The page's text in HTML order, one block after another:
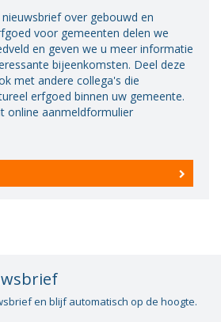
over gebouwd en
voor gemeenten delen we
en geven we u meer informatie
bijeenkomsten. Deel deze
met andere collega's die
erfgoed binnen uw gemeente.
online aanmeldformulier
en blijf automatisch op de hoogte.